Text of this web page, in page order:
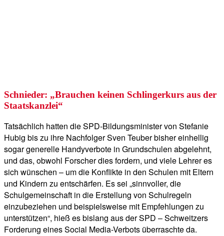
Schnieder: „Brauchen keinen Schlingerkurs aus der
Staatskanzlei“
Tatsächlich hatten die SPD-Bildungsminister von Stefanie
Hubig bis zu ihre Nachfolger Sven Teuber bisher einhellig
sogar generelle Handyverbote in Grundschulen abgelehnt,
und das, obwohl Forscher dies fordern, und viele Lehrer es
sich wünschen – um die Konflikte in den Schulen mit Eltern
und Kindern zu entschärfen. Es sei „sinnvoller, die
Schulgemeinschaft in die Erstellung von Schulregeln
einzubeziehen und beispielsweise mit Empfehlungen zu
unterstützen“, hieß es bislang aus der SPD – Schweitzers
Forderung eines Social Media-Verbots überraschte da.